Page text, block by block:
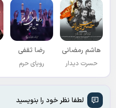
هاشم رمضانی
حسرت دیدار
رضا ثقفی
رویای حرم
لطفا نظر خود را بنویسید